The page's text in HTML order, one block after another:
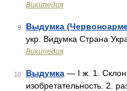
Википедия
9 Выдумка
укр. Видумка Страна
Википедия
10 Выдумка — I ж. 1.
изобретательность. 2.